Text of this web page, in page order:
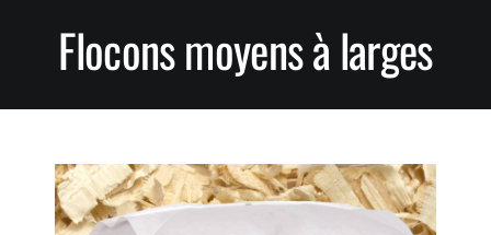
Granules de bois
Conditionneurs de litière
Flocons moyens à larges